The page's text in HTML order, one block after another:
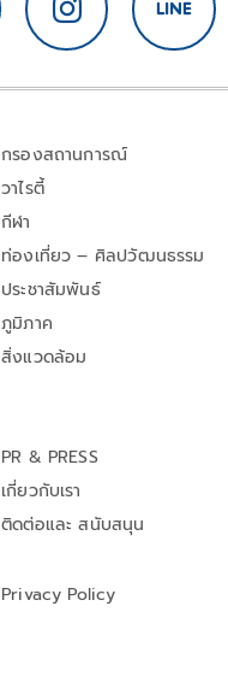
กรองสถานการณ์
วาไรตี้
กีฬา
ท่องเที่ยว – ศิลปวัฒนธรรม
ประชาสัมพันธ์
ภูมิภาค
สิ่งแวดล้อม
PR & PRESS
เกี่ยวกับเรา
ติดต่อและ สนับสนุน
Privacy Policy